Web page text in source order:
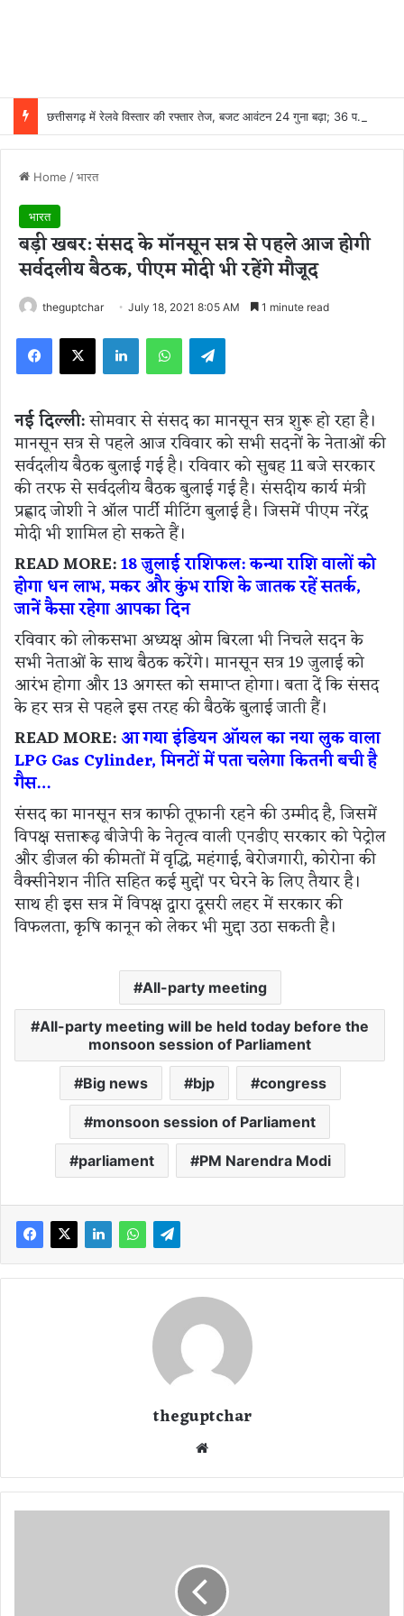
छत्तीसगढ़ में रेलवे विस्तार की रफ्तार तेज, बजट आवंटन 24 गुना बढ़ा; 36 परियोजनाओं पर चल रहा काम
Home /भारत
भारत
बड़ी खबर: संसद के मॉनसून सत्र से पहले आज होगी
सर्वदलीय बैठक, पीएम मोदी भी रहेंगे मौजूद
theguptchar July 18, 2021 8:05 AM 1 minute read
नई दिल्ली:सोमवार से संसद का मानसून सत्र शुरू हो रहा है।
मानसून सत्र से पहले आज रविवार को सभी सदनों के नेताओं की
सर्वदलीय बैठक बुलाई गई है। रविवार को सुबह 11 बजे सरकार
की तरफ से सर्वदलीय बैठक बुलाई गई है। संसदीय कार्य मंत्री
प्रह्लाद जोशी ने ऑल पार्टी मीटिंग बुलाई है। जिसमें पीएम नरेंद्र
मोदी भी शामिल हो सकते हैं।
READ MORE:18 जुलाई राशिफल: कन्या राशि वालों को
होगा धन लाभ, मकर और कुंभ राशि के जातक रहें सतर्क,
जानें कैसा रहेगा आपका दिन
रविवार को लोकसभा अध्यक्ष ओम बिरला भी निचले सदन के
सभी नेताओं के साथ बैठक करेंगे। मानसून सत्र 19 जुलाई को
आरंभ होगा और 13 अगस्त को समाप्त होगा। बता दें कि संसद
के हर सत्र से पहले इस तरह की बैठकें बुलाई जाती हैं।
READ MORE:आ गया इंडियन ऑयल का नया लुक वाला
LPG Gas Cylinder, मिनटों में पता चलेगा कितनी बची है
गैस…
संसद का मानसून सत्र काफी तूफानी रहने की उम्मीद है, जिसमें
विपक्ष सत्तारूढ़ बीजेपी के नेतृत्व वाली एनडीए सरकार को पेट्रोल
और डीजल की कीमतों में वृद्धि, महंगाई, बेरोजगारी, कोरोना की
वैक्सीनेशन नीति सहित कई मुद्दों पर घेरने के लिए तैयार है।
साथ ही इस सत्र में विपक्ष द्वारा दूसरी लहर में सरकार की
विफलता, कृषि कानून को लेकर भी मुद्दा उठा सकती है।
All-party meeting
All-party meeting will be held today before the
monsoon session of Parliament
Big news bjp congress
monsoon session of Parliament
parliament PM Narendra Modi
theguptchar
te